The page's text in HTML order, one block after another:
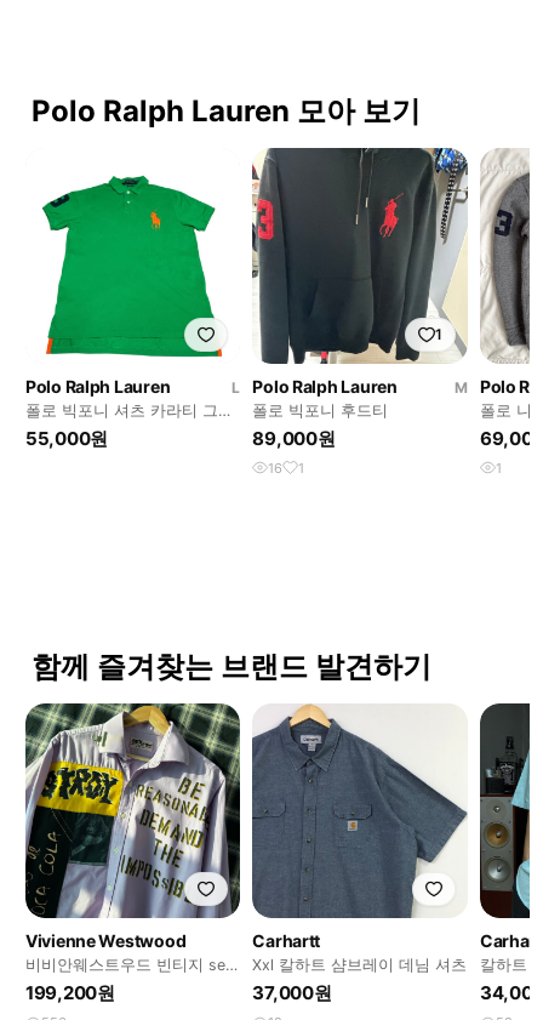
Polo Ralph Lauren 모아 보기
Polo Ralph Lauren
L
폴로 빅포니 셔츠 카라티 그린/
오렌지
55,000원
1
Polo Ralph Lauren
M
폴로 빅포니 후드티
89,000원
16 1
Polo
폴로 니
1
함께 즐겨찾는 브랜드 발견하기
Vivienne Westwood
비비안웨스트우드 빈티지 sex
shop 펑크 빅셔츠
199,200원
Carhartt
Xxl 칼하트 샴브레이 데님 셔츠
37,000원
칼하트